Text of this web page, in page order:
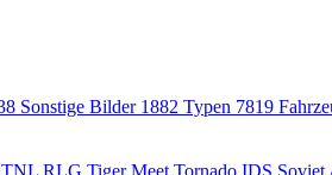
Sonstige Bilder 1882 Typen 7819
RLG Tiger Meet Tornado IDS Soviet